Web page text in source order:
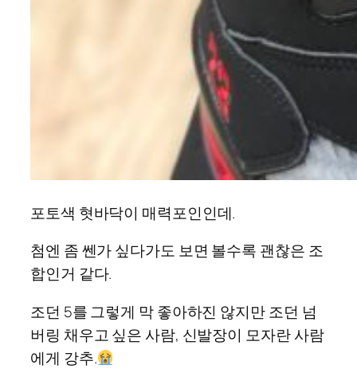
포토색 혓바닥이 매력포인인데.
첨엔 좀 쎈가 싶다가도 보면 볼수록 괜찮은 조
합인거 같다.
조던 5를 그렇게 막 좋아하진 않지만 조던 넘
버링 채우고 싶은 사람, 신발장이 모자란 사람
에게 강추.